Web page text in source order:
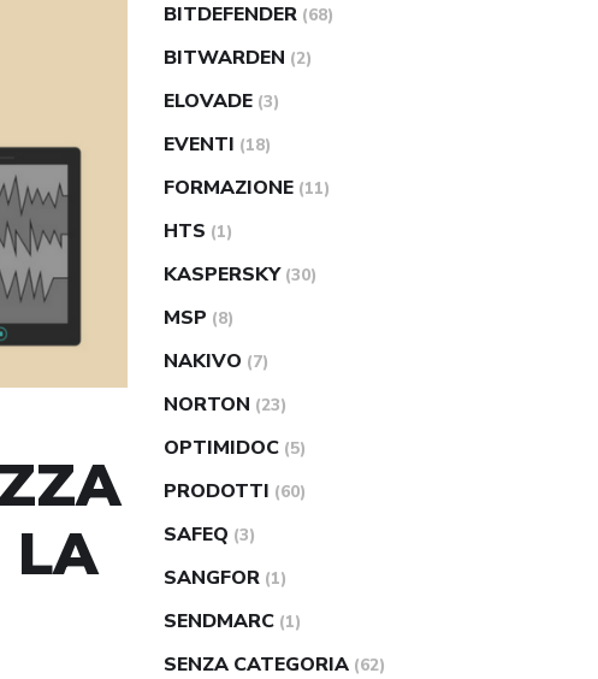
LA
BITDEFENDER (68)
BITWARDEN (2)
ELOVADE (3)
EVENTI (18)
FORMAZIONE (11)
HTS (1)
KASPERSKY (30)
MSP (8)
NAKIVO (7)
NORTON (23)
OPTIMIDOC (5)
PRODOTTI (60)
SAFEQ (3)
SANGFOR (1)
SENDMARC (1)
SENZA CATEGORIA (62)